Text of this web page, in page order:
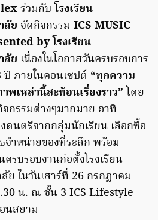
ร่วมกับโรงเรียน
ลัย จัดกิจกรรม ICS MUSIC
by โรงเรียน
ลัย เนื่องในโอกาสวันครบรอบการ
ปี ภายในคอนเซปต์ “ทุกความ
พเหล่านี้สะท้อนเรื่องราว” โดย
กรรมต่างๆมากมาย อาทิ
ดนตรีจากกลุ่มนักเรียน เลือกซื้อ
ำหน่ายของที่ระลึก พร้อม
รบรอบงานก่อตั้งโรงเรียน
ย ในวันเสาร์ที่ 26 กรกฏาคม
น. ณ ชั้น 3 ICS Lifestyle
นสยาม